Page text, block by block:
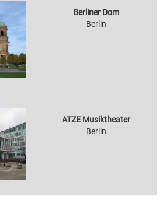
Berliner Dom
Berlin
ATZE Musiktheater
Berlin